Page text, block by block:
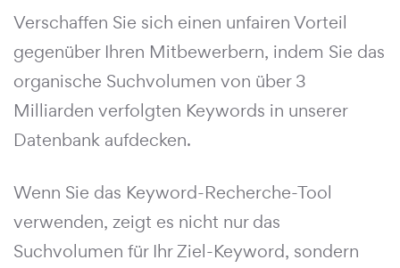
Verschaffen Sie sich einen unfairen Vorteil
gegenüber Ihren Mitbewerbern, indem Sie das
organische Suchvolumen von über 3
Milliarden verfolgten Keywords in unserer
Datenbank aufdecken.
Wenn Sie das Keyword-Recherche-Tool
verwenden, zeigt es nicht nur das
Suchvolumen für Ihr Ziel-Keyword, sondern